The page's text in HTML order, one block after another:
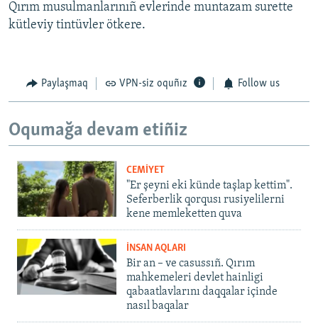
Qırım musulmanlarınıñ evlerinde muntazam surette
kütleviy tintüvler ötkere.
Paylaşmaq VPN-siz oquñız Follow us
Oqumağa devam etiñiz
CEMİYET
"Er şeyni eki künde taşlap kettim".
Seferberlik qorqusı rusiyelilerni
kene memleketten quva
İNSAN AQLARI
Bir an – ve casussıñ. Qırım
mahkemeleri devlet hainligi
qabaatlavlarını daqqalar içinde
nasıl baqalar